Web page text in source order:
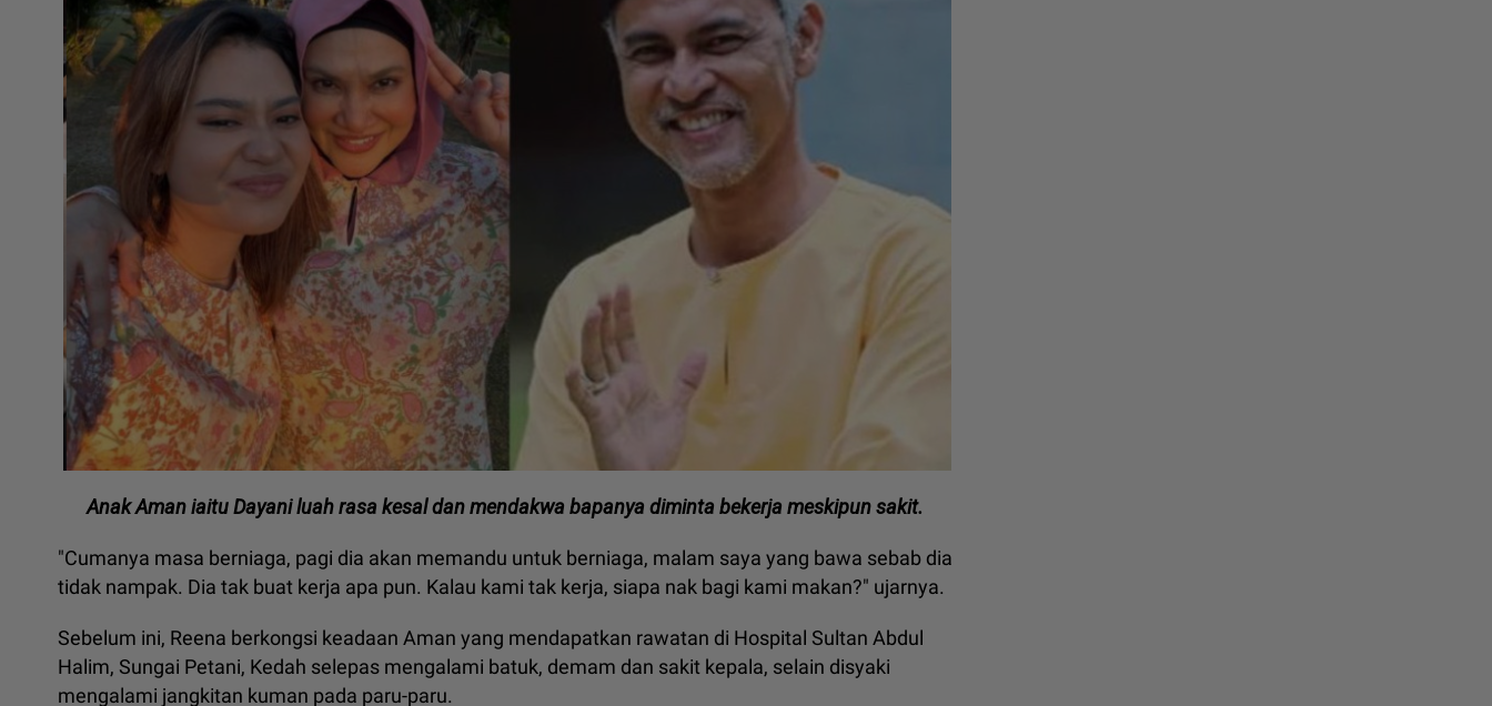
Anak Aman iaitu Dayani luah rasa kesal dan mendakwa bapanya diminta bekerja meskipun sakit.
"Cumanya masa berniaga, pagi dia akan memandu untuk berniaga, malam saya yang bawa sebab dia
tidak nampak. Dia tak buat kerja apa pun. Kalau kami tak kerja, siapa nak bagi kami makan?" ujarnya.
Sebelum ini, Reena berkongsi keadaan Aman yang mendapatkan rawatan di Hospital Sultan Abdul
Halim, Sungai Petani, Kedah selepas mengalami batuk, demam dan sakit kepala, selain disyaki
mengalami jangkitan kuman pada paru-paru.